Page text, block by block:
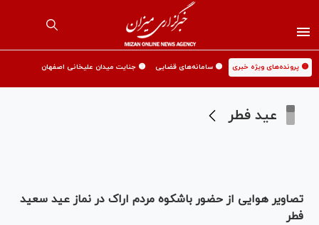
🟡 پرونده‌های ویژه خبری 🟡 سامانه‌های قضایی 🟡 جنایت میدان علیخانی اصفهان
عید فطر
تصاویر هوایی از حضور باشکوه مردم اراک در نماز عید سعید
فطر